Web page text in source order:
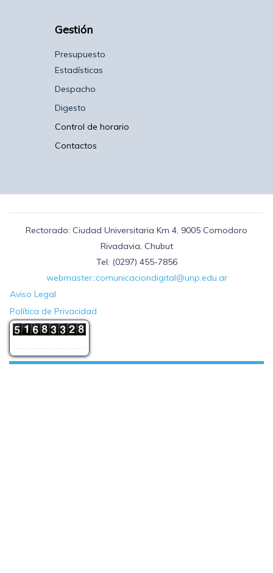
Gestión
Presupuesto
Estadísticas
Despacho
Digesto
Control de horario
Contactos
Rectorado: Ciudad Universitaria Km 4, 9005 Comodoro
Rivadavia, Chubut
Tel: (0297) 455-7856
webmaster::comunicaciondigital@unp.edu.ar
Aviso Legal
Política de Privacidad